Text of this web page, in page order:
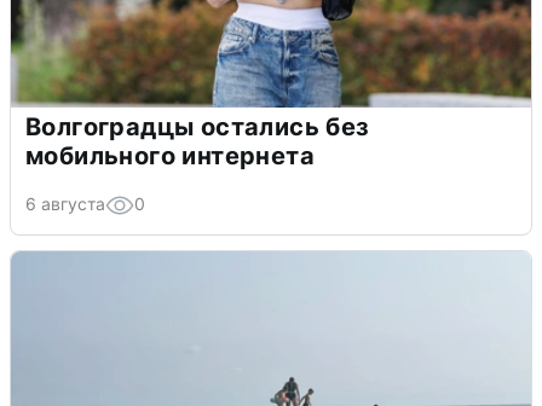
Волгоградцы остались без
мобильного интернета
6 августа 0